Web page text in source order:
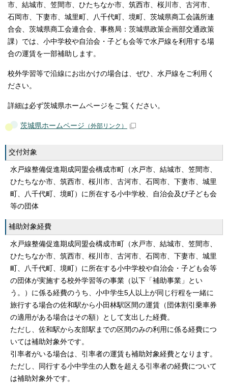
市、結城市、笠間市、ひたちなか市、筑西市、桜川市、古河市、
石岡市、下妻市、城里町、八千代町、境町、茨城県商工会議所連
合会、茨城県商工会連合会、事務局：茨城県政策企画部交通政策
課）では、小中学校や自治会・子ども会等で水戸線を利用する場
合の運賃を一部補助します。
校外学習等で沿線にお出かけの場合は、ぜひ、水戸線をご利用く
ださい。
詳細は必ず茨城県ホームページをご覧ください。
茨城県ホームページ （外部リンク）
交付対象
水戸線整備促進期成同盟会構成市町（水戸市、結城市、笠間市、
ひたちなか市、筑西市、桜川市、古河市、石岡市、下妻市、城里
町、八千代町、境町）に所在する小中学校、自治会及び子ども会
等の団体
補助対象経費
水戸線整備促進期成同盟会構成市町（水戸市、結城市、笠間市、
ひたちなか市、筑西市、桜川市、古河市、石岡市、下妻市、城里
町、八千代町、境町）に所在する小中学校や自治会・子ども会等
の団体が実施する校外学習等の事業（以下「補助事業」とい
う。）に係る経費のうち、小中学生5人以上が同じ行程を一緒に
旅行する場合の佐和駅から小田林駅区間の運賃（団体割引乗車券
の適用がある場合はその額）として支出した経費。
ただし、佐和駅から友部駅までの区間のみの利用に係る経費につ
いては補助対象外です。
引率者がいる場合は、引率者の運賃も補助対象経費となります。
ただし、同行する小中学生の人数を超える引率者の経費について
は補助対象外です。